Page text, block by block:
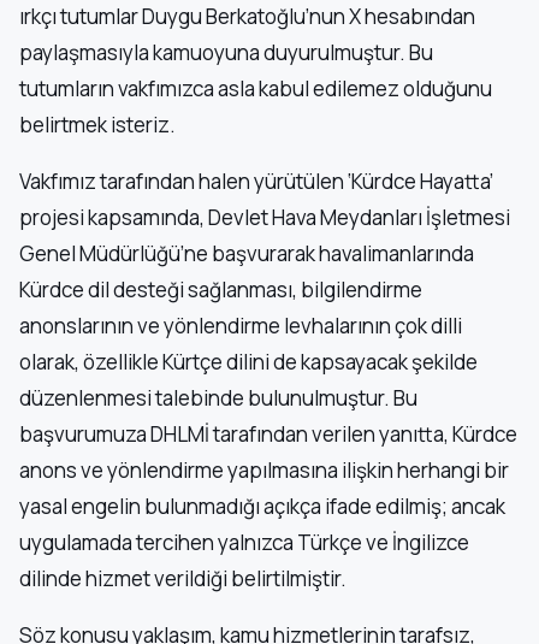
ırkçı tutumlar Duygu Berkatoğlu’nun X hesabından
paylaşmasıyla kamuoyuna duyurulmuştur. Bu
tutumların vakfımızca asla kabul edilemez olduğunu
belirtmek isteriz.
Vakfımız tarafından halen yürütülen ‘Kürdce Hayatta’
projesi kapsamında, Devlet Hava Meydanları İşletmesi
Genel Müdürlüğü’ne başvurarak havalimanlarında
Kürdce dil desteği sağlanması, bilgilendirme
anonslarının ve yönlendirme levhalarının çok dilli
olarak, özellikle Kürtçe dilini de kapsayacak şekilde
düzenlenmesi talebinde bulunulmuştur. Bu
başvurumuza DHLMİ tarafından verilen yanıtta, Kürdce
anons ve yönlendirme yapılmasına ilişkin herhangi bir
yasal engelin bulunmadığı açıkça ifade edilmiş; ancak
uygulamada tercihen yalnızca Türkçe ve İngilizce
dilinde hizmet verildiği belirtilmiştir.
Söz konusu yaklaşım, kamu hizmetlerinin tarafsız,